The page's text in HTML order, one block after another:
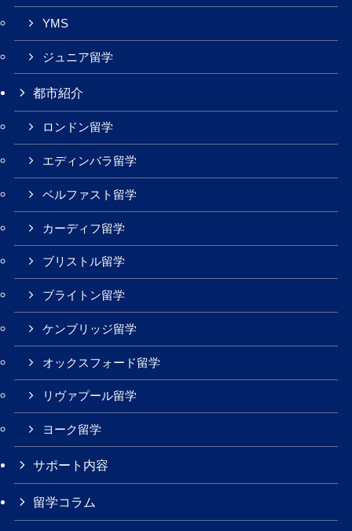
YMS
ジュニア留学
都市紹介
ロンドン留学
エディンバラ留学
ベルファスト留学
カーディフ留学
ブリストル留学
ブライトン留学
ケンブリッジ留学
オックスフォード留学
リヴァプール留学
ヨーク留学
サポート内容
留学コラム